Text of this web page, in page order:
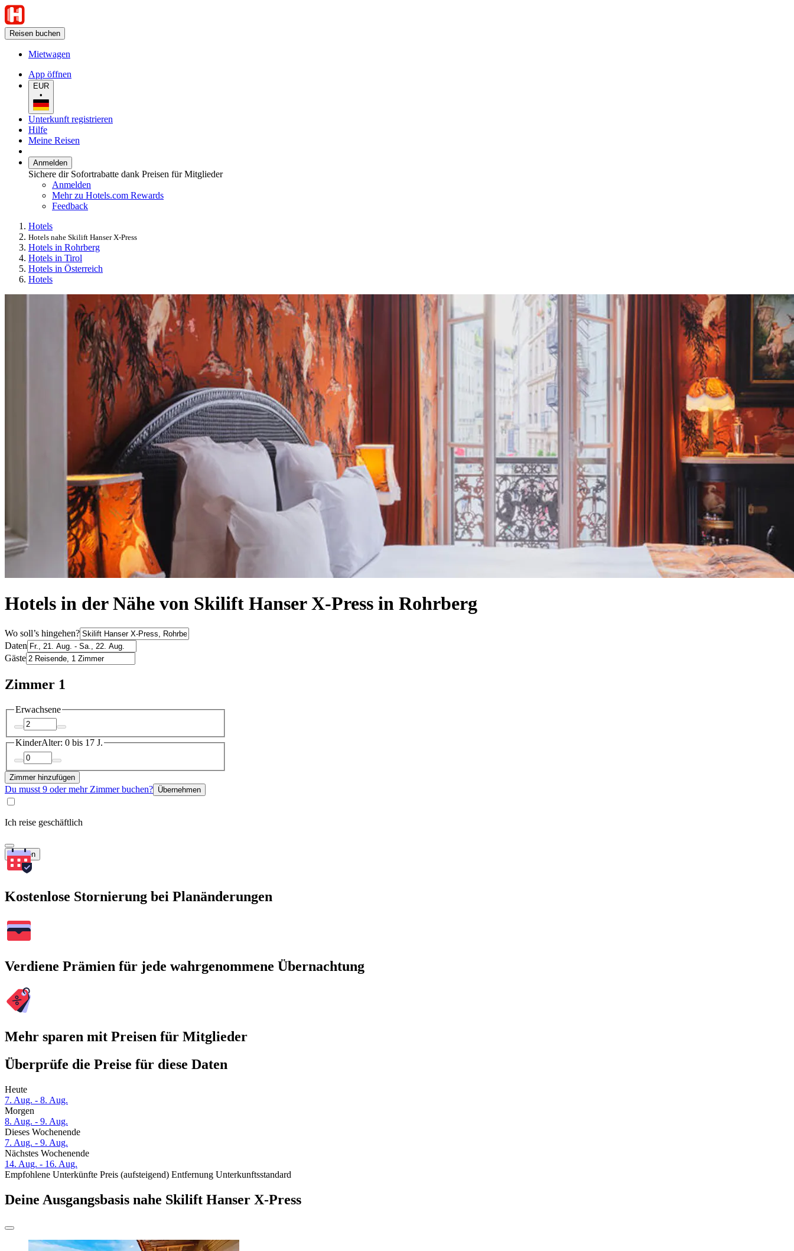
Reisen buchen
Mietwagen
App öffnen
EUR
•
Unterkunft registrieren
Hilfe
Meine Reisen
Anmelden
Sichere dir Sofortrabatte dank Preisen für Mitglieder
Anmelden
Mehr zu Hotels.com Rewards
Feedback
Hotels
Hotels nahe Skilift Hanser X-Press
Hotels in Rohrberg
Hotels in Tirol
Hotels in Österreich
Hotels
Hotels in der Nähe von Skilift Hanser X-Press in Rohrberg
Wo soll’s hingehen?
Daten
Gäste
Zimmer 1
Erwachsene
KinderAlter: 0 bis 17 J.
Zimmer hinzufügen
Du musst 9 oder mehr Zimmer buchen? Übernehmen
Ich reise geschäftlich
Suchen
Kostenlose Stornierung bei Planänderungen
Verdiene Prämien für jede wahrgenommene Übernachtung
Mehr sparen mit Preisen für Mitglieder
Überprüfe die Preise für diese Daten
Heute
7. Aug. - 8. Aug.
Morgen
8. Aug. - 9. Aug.
Dieses Wochenende
7. Aug. - 9. Aug.
Nächstes Wochenende
14. Aug. - 16. Aug.
Empfohlene Unterkünfte Preis (aufsteigend) Entfernung Unterkunftsstandard
Deine Ausgangsbasis nahe Skilift Hanser X-Press